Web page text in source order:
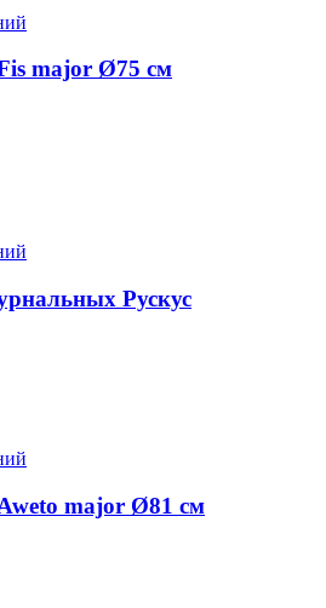
major Ø75 см
Рускус
major Ø81 см